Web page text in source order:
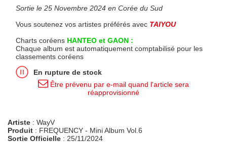
Sortie le 25 Novembre 2024 en Corée du Sud
Vous soutenez vos artistes préférés avec TAIYOU
Charts coréens HANTEO et GAON :
Chaque album est automatiquement comptabilisé pour les
classements coréens
En rupture de stock
Être prévenu par e-mail quand l'article sera
réapprovisionné
Artiste : WayV
Produit : FREQUENCY - Mini Album Vol.6
Sortie Officielle : 25/11/2024